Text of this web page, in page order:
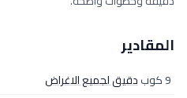
المقادير
9 كوب
دقيق لجميع الاغراض